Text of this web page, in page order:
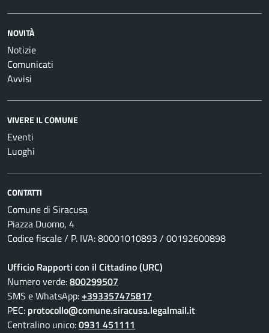
NOVITÀ
Notizie
Comunicati
Avvisi
VIVERE IL COMUNE
Eventi
Luoghi
CONTATTI
Comune di Siracusa
Piazza Duomo, 4
Codice fiscale / P. IVA: 80001010893 / 00192600898
Ufficio Rapporti con il Cittadino (URC)
Numero verde:800299507
SMS e WhatsApp:+393357475817
PEC: protocollo@comune.siracusa.legalmail.it
Centralino unico:0931 451111